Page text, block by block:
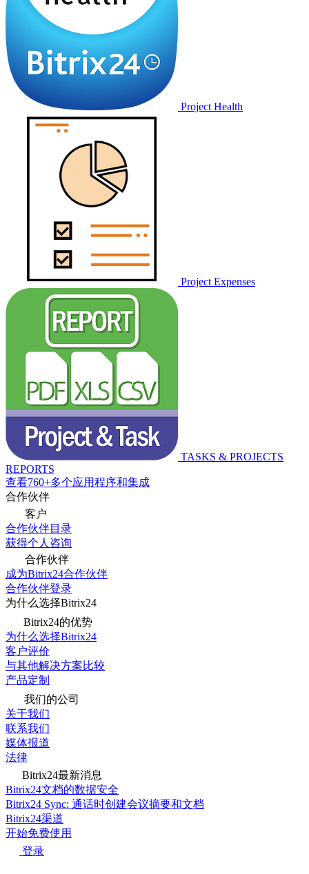
Project Health
Project Expenses
TASKS & PROJECTS
REPORTS
查看760+多个应用程序和集成
合作伙伴
客户
合作伙伴目录
获得个人咨询
合作伙伴
成为Bitrix24合作伙伴
合作伙伴登录
为什么选择Bitrix24
Bitrix24的优势
为什么选择Bitrix24
客户评价
与其他解决方案比较
产品定制
我们的公司
关于我们
联系我们
媒体报道
法律
Bitrix24最新消息
Bitrix24文档的数据安全
Bitrix24 Sync: 通话时创建会议摘要和文档
Bitrix24渠道
开始免费使用
登录